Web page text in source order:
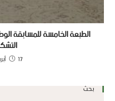
الطبعة الخامسة للمسابقة
17 أبريل 2024
بحث